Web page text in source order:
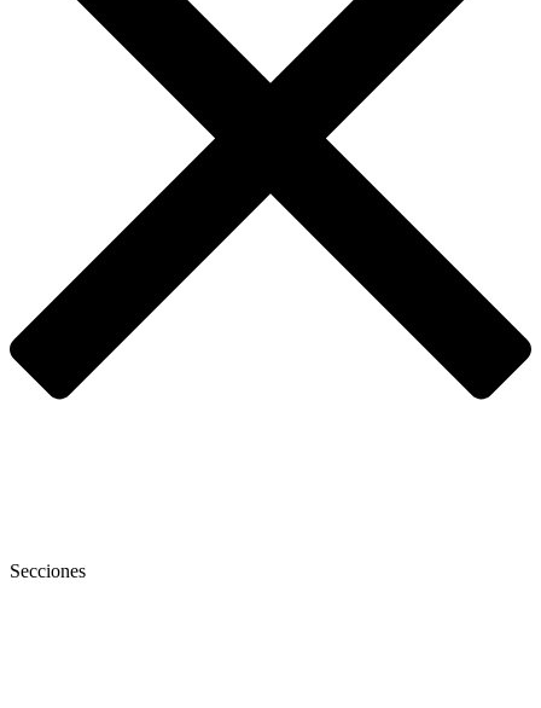
Secciones